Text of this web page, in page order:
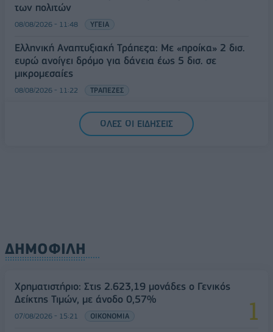
των πολιτών
08/08/2026 - 11:48 ΥΓΕΙΑ
Ελληνική Αναπτυξιακή Τράπεζα: Με «προίκα» 2 δισ.
ευρώ ανοίγει δρόμο για δάνεια έως 5 δισ. σε
μικρομεσαίες
08/08/2026 - 11:22 ΤΡΑΠΕΖΕΣ
5G παντού, 6G στον ορίζοντα: Πού βρίσκεται η
Ελλάδα στη μεγάλη τεχνολογική μετάβαση
ΟΛΕΣ ΟΙ ΕΙΔΗΣΕΙΣ
ΔΗΜΟΦΙΛΗ
Χρηματιστήριο: Στις 2.623,19 μονάδες ο Γενικός
Δείκτης Τιμών, με άνοδο 0,57%
07/08/2026 - 15:21 ΟΙΚΟΝΟΜΙΑ